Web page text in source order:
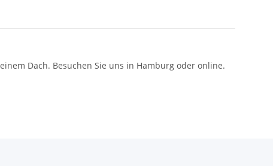
Dach. Besuchen Sie uns in Hamburg oder online.